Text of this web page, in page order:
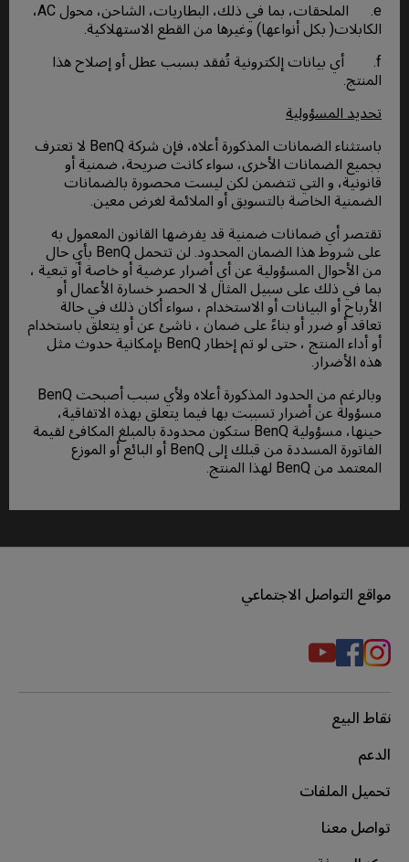
e. الملحقات، بما في ذلك، البطاريات، الشاحن، محول AC،
الكابلات( بكل أنواعها) وغيرها من القطع الاستهلاكية.
f. أي بيانات إلكترونية تُفقد بسبب عطل أو إصلاح هذا
المنتج.
تحديد المسؤولية
باستثناء الضمانات المذكورة أعلاه، فإن شركة BenQ لا تعترف
بجميع الضمانات الأخرى، سواء كانت صريحة، ضمنية أو
قانونية، و التي تتضمن لكن ليست محصورة بالضمانات
الضمنية الخاصة بالتسويق أو الملائمة لغرض معين.
تقتصر أي ضمانات ضمنية قد يفرضها القانون المعمول به
على شروط هذا الضمان المحدود. لن تتحمل BenQ بأي حال
من الأحوال المسؤولية عن أي أضرار عرضية أو خاصة أو تبعية ،
بما في ذلك على سبيل المثال لا الحصر خسارة الأعمال أو
الأرباح أو البيانات أو الاستخدام ، سواء أكان ذلك في حالة
تعاقد أو ضرر أو بناءً على ضمان ، ناشئ عن أو يتعلق باستخدام
أو أداء المنتج ، حتى لو تم إخطار BenQ بإمكانية حدوث مثل
هذه الأضرار.
وبالرغم من الحدود المذكورة أعلاه ولأي سبب أصبحت BenQ
مسؤولة عن أضرار تسببت بها فيما يتعلق بهذه الاتفاقية،
حينها، مسؤولية BenQ ستكون محدودة بالمبلغ المكافئ لقيمة
الفاتورة المسددة من قبلك إلى BenQ أو البائع أو الموزع
المعتمد من BenQ لهذا المنتج.
مواقع التواصل الاجتماعي
نقاط البيع
الدعم
تحميل الملفات
تواصل معنا